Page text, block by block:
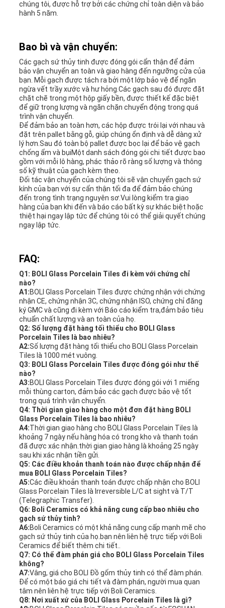
chúng tôi, được hỗ trợ bởi các chứng chỉ toàn diện và bảo
hành 5 năm.
Bao bì và vận chuyển:
Các gạch sứ thủy tinh được đóng gói cẩn thận để đảm
bảo vận chuyển an toàn và giao hàng đến ngưỡng cửa của
bạn. Mỗi gạch được tách ra bởi một lớp bảo vệ để ngăn
ngừa vết trầy xước và hư hỏng.Các gạch sau đó được đặt
chặt chẽ trong một hộp giấy bền, được thiết kế đặc biệt
để giữ trọng lượng và ngăn chặn chuyển động trong quá
trình vận chuyển.
Để đảm bảo an toàn hơn, các hộp được trói lại với nhau và
đặt trên pallet bằng gỗ, giúp chúng ổn định và dễ dàng xử
lý hơn.Sau đó toàn bộ pallet được bọc lại để bảo vệ gạch
chống ẩm và bụiMột danh sách đóng gói chi tiết được bao
gồm với mỗi lô hàng, phác thảo rõ ràng số lượng và thông
số kỹ thuật của gạch kèm theo.
Đối tác vận chuyển của chúng tôi sẽ vận chuyển gạch sứ
kính của bạn với sự cẩn thận tối đa để đảm bảo chúng
đến trong tình trạng nguyên sơ.Vui lòng kiểm tra giao
hàng của bạn khi đến và báo cáo bất kỳ sự khác biệt hoặc
thiệt hại ngay lập tức để chúng tôi có thể giải quyết chúng
ngay lập tức.
FAQ:
Q1: BOLI Glass Porcelain Tiles đi kèm với chứng chỉ
nào?
A1:BOLI Glass Porcelain Tiles được chứng nhận với chứng
nhận CE, chứng nhận 3C, chứng nhận ISO, chứng chỉ đăng
ký GMC và cũng đi kèm với Báo cáo kiểm tra,đảm bảo tiêu
chuẩn chất lượng và an toàn của họ.
Q2: Số lượng đặt hàng tối thiểu cho BOLI Glass
Porcelain Tiles là bao nhiêu?
A2:Số lượng đặt hàng tối thiểu cho BOLI Glass Porcelain
Tiles là 1000 mét vuông.
Q3: BOLI Glass Porcelain Tiles được đóng gói như thế
nào?
A3:BOLI Glass Porcelain Tiles được đóng gói với 1 miếng
mỗi thùng carton, đảm bảo các gạch được bảo vệ tốt
trong quá trình vận chuyển.
Q4: Thời gian giao hàng cho một đơn đặt hàng BOLI
Glass Porcelain Tiles là bao nhiêu?
A4:Thời gian giao hàng cho BOLI Glass Porcelain Tiles là
khoảng 7 ngày nếu hàng hóa có trong kho và thanh toán
đã được xác nhận.thời gian giao hàng là khoảng 25 ngày
sau khi xác nhận tiền gửi.
Q5: Các điều khoản thanh toán nào được chấp nhận để
mua BOLI Glass Porcelain Tiles?
A5:Các điều khoản thanh toán được chấp nhận cho BOLI
Glass Porcelain Tiles là Irreversible L/C at sight và T/T
(Telegraphic Transfer).
Q6: Boli Ceramics có khả năng cung cấp bao nhiêu cho
gạch sứ thủy tinh?
A6:Boli Ceramics có một khả năng cung cấp mạnh mẽ cho
gạch sứ thủy tinh của họ.bạn nên liên hệ trực tiếp với Boli
Ceramics để biết thêm chi tiết..
Q7: Có thể đàm phán giá cho BOLI Glass Porcelain Tiles
không?
A7:Vâng, giá cho BOLI Đồ gốm thủy tinh có thể đàm phán.
Để có một báo giá chi tiết và đàm phán, người mua quan
tâm nên liên hệ trực tiếp với Boli Ceramics.
Q8: Nơi xuất xứ của BOLI Glass Porcelain Tiles là gì?